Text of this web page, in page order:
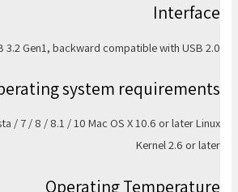
Interface
3.2 Gen1, backward compatible with USB 2.0
system requirements
/ 7 / 8 / 8.1 / 10 Mac OS X 10.6 or later Linux
Kernel 2.6 or later
Operating Temperature